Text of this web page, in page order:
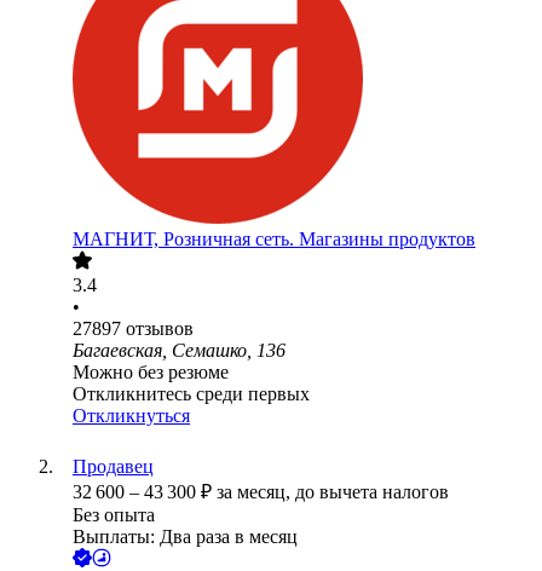
МАГНИТ, Розничная сеть. Магазины продуктов
3.4
•
27897 отзывов
Багаевская, Семашко, 136
Можно без резюме
Откликнитесь среди первых
Откликнуться
Продавец
32 600 – 43 300 ₽ за месяц, до вычета налогов
Без опыта
Выплаты: Два раза в месяц